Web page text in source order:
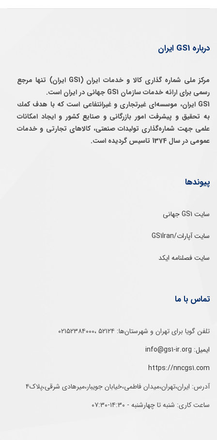
درباره GS1 ایران
مرکز ملی شماره گذاری کالا و خدمات ایران (GS1 ایران) تنها مرجع
رسمی برای ارائه خدمات سازمان GS1 جهانی در ایران است.
GS1 ایران، موسسه‌ای غيرتجاری و غيرانتفاعی است كه با هدف كمك
به تحقيق و پيشرفت امور بازرگانی و صنايع كشور و ايجاد امكانات
علمی جهت شماره‌گذاری توليدات صنعتی، كالاهای تجارتی و خدمات
عمومی در سال 1374 تاسيس گرديده است.
پیوندها
سایت GS1 جهانی
سایت آپارات/GS1Iran
سایت فصلنامه ایکد
تماس با ما
تلفن‌ گویا برای‌ تهران‌‌ و‌ شهرستان‌ها:‌ ۵۲۱۲۴ ،۰۲۱۵۲۳۸۴۰۰۰
ایمیل: info@gs1-ir.org
https://nncgs1.com
آدرس: ایران،تهران،میدان فاطمی،خیابان جویبار،میرهادی شرقی،پلاک۴
ساعت کاری: شنبه تا چهارشنبه - ۱۴:۳۰-۰۷:۳۰